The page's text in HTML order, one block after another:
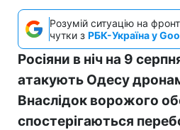
Розумій ситуацію на
чутки з РБК-Україна у
Росіяни в ніч на 9
атакують Одесу
Внаслідок ворожого
спостерігаються